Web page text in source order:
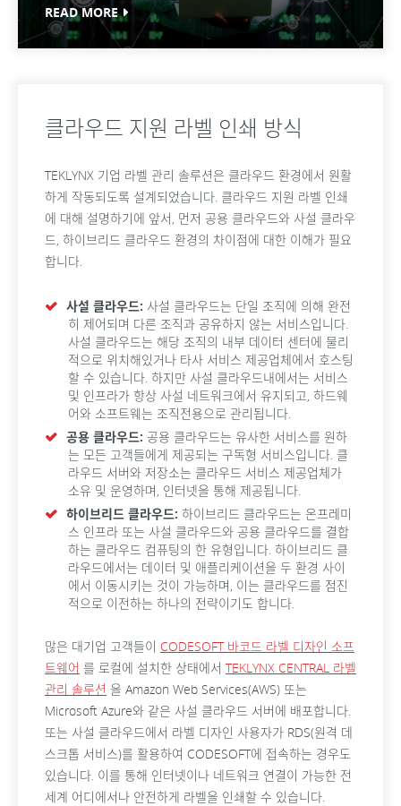
READ MORE
클라우드 지원 라벨 인쇄 방식
TEKLYNX 기업 라벨 관리 솔루션은 클라우드 환경에서 원활
하게 작동되도록 설계되었습니다. 클라우드 지원 라벨 인쇄
에 대해 설명하기에 앞서, 먼저 공용 클라우드와 사설 클라우
드, 하이브리드 클라우드 환경의 차이점에 대한 이해가 필요
합니다.
사설 클라우드: 사설 클라우드는 단일 조직에 의해 완전
히 제어되며 다른 조직과 공유하지 않는 서비스입니다.
사설 클라우드는 해당 조직의 내부 데이터 센터에 물리
적으로 위치해있거나 타사 서비스 제공업체에서 호스팅
할 수 있습니다. 하지만 사설 클라우드내에서는 서비스
및 인프라가 항상 사설 네트워크에서 유지되고, 하드웨
어와 소프트웨는 조직전용으로 관리됩니다.
공용 클라우드: 공용 클라우드는 유사한 서비스를 원하
는 모든 고객들에게 제공되는 구독형 서비스입니다. 클
라우드 서버와 저장소는 클라우드 서비스 제공업체가
소유 및 운영하며, 인터넷을 통해 제공됩니다.
하이브리드 클라우드: 하이브리드 클라우드는 온프레미
스 인프라 또는 사설 클라우드와 공용 클라우드를 결합
하는 클라우드 컴퓨팅의 한 유형입니다. 하이브리드 클
라우드에서는 데이터 및 애플리케이션을 두 환경 사이
에서 이동시키는 것이 가능하며, 이는 클라우드를 점진
적으로 이전하는 하나의 전략이기도 합니다.
많은 대기업 고객들이 CODESOFT 바코드 라벨 디자인 소프
트웨어 를 로컬에 설치한 상태에서 TEKLYNX CENTRAL 라벨
관리 솔루션 을 Amazon Web Services(AWS) 또는
Microsoft Azure와 같은 사설 클라우드 서버에 배포합니다.
또는 사설 클라우드에서 라벨 디자인 사용자가 RDS(원격 데
스크톱 서비스)를 활용하여 CODESOFT에 접속하는 경우도
있습니다. 이를 통해 인터넷이나 네트워크 연결이 가능한 전
세계 어디에서나 안전하게 라벨을 인쇄할 수 있습니다.